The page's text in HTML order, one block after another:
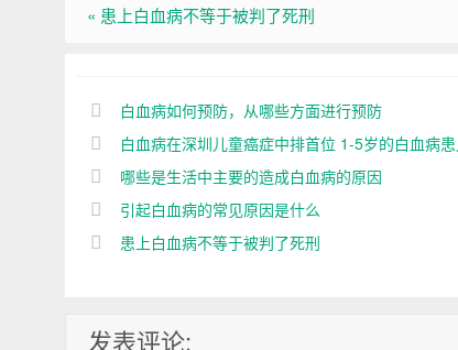
« 患上白血病不等于被判了死刑
白血病如何预防，从哪些方面进行预防
白血病在深圳儿童癌症中排首位 1-5岁的白血病
成
哪些是生活中主要的造成白血病的原因
引起白血病的常见原因是什么
患上白血病不等于被判了死刑
发表评论: